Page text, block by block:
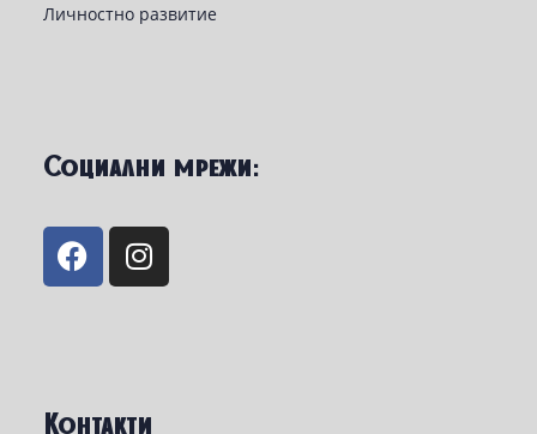
Личностно развитие
Социални мрежи:
Контакти